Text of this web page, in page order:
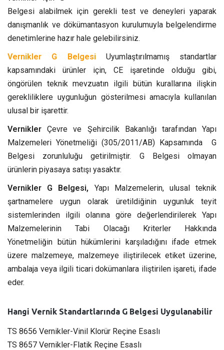
Belgesi alabilmek için gerekli test ve deneyleri yaparak
danışmanlık ve dökümantasyon kurulumuyla belgelendirme
denetimlerine hazır hale gelebilirsiniz.
Vernikler G Belgesi Uyumlaştırılmamış standartlar
kapsamındaki ürünler için, CE işaretinde olduğu gibi,
öngörülen teknik mevzuatın ilgili bütün kurallarına ilişkin
gerekliliklere uygunluğun gösterilmesi amacıyla kullanılan
ulusal bir işarettir.
Vernikler Çevre ve Şehircilik Bakanlığı tarafından Yapı
Malzemeleri Yönetmeliği (305/2011/AB) Kapsamında G
Belgesi zorunluluğu getirilmiştir. G Belgesi olmayan
ürünlerin piyasaya satışı yasaktır.
Vernikler G Belgesi, Yapı Malzemelerin, ulusal teknik
şartnamelere uygun olarak üretildiğinin uygunluk teyit
sistemlerinden ilgili olanına göre değerlendirilerek Yapı
Malzemelerinin Tabi Olacağı Kriterler Hakkında
Yönetmeliğin bütün hükümlerini karşıladığını ifade etmek
üzere malzemeye, malzemeye iliştirilecek etiket üzerine,
ambalaja veya ilgili ticari dokümanlara iliştirilen işareti, ifade
eder.
Hangi Vernik Standartlarında G Belgesi Uygulanabilir
TS 8656 Vernikler-Vinil Klorür Reçine Esaslı
TS 8657 Vernikler-Flatik Reçine Esaslı